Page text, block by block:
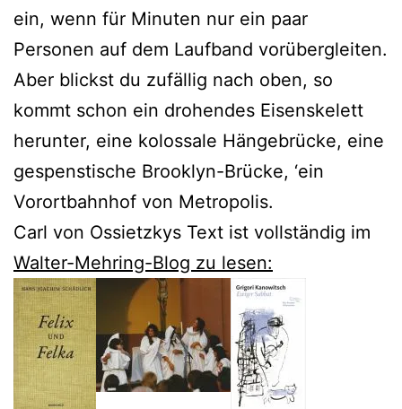
ein, wenn für Minuten nur ein paar
Personen auf dem Laufband vorübergleiten.
Aber blickst du zufällig nach oben, so
kommt schon ein drohendes Eisenskelett
herunter, eine kolossale Hängebrücke, eine
gespenstische Brooklyn-Brücke, ‘ein
Vorortbahnhof von Metropolis.
Carl von Ossietzkys Text ist vollständig im
Walter-Mehring-Blog zu lesen: